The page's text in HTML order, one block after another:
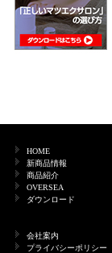
HOME
新商品情報
商品紹介
OVERSEA
ダウンロード
会社案内
プライバシーポリシー